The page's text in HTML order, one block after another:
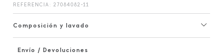
REFERENCIA : 27084082-11
Composición y lavado
Envío / Devoluciones